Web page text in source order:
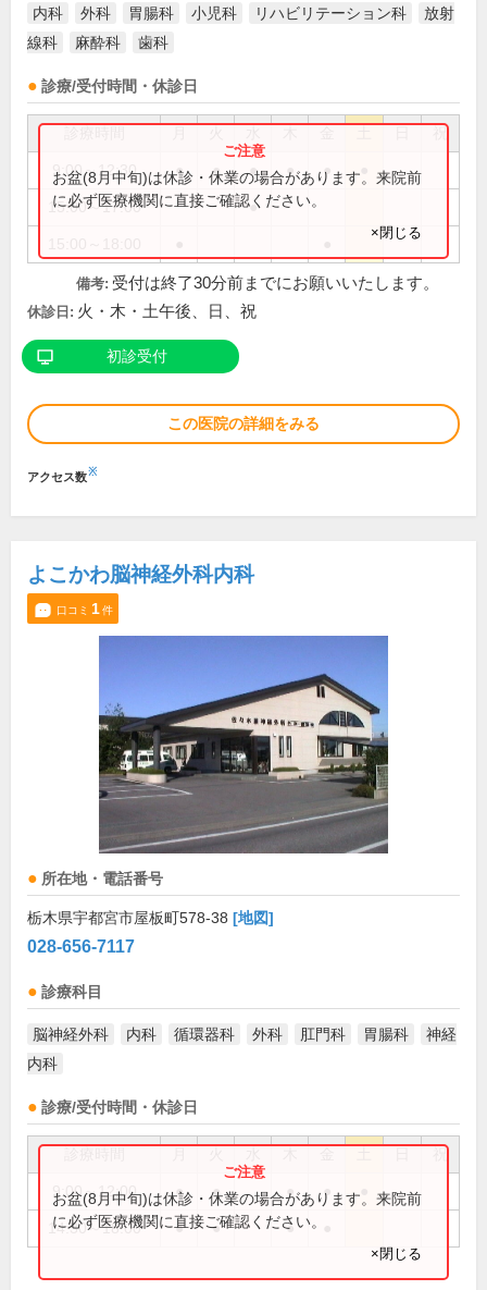
内科 外科 胃腸科 小児科 リハビリテーション科
放射
線科
麻酔科 歯科
診療/受付時間・休診日
祝
9:00～12:30 ● ● ● ● ●
15:00～17:00 ●
お盆(8月中旬)は休診・休業の場合があります。来院前
に必ず医療機関に直接ご確認ください。
×閉じる
備考: 受付は終了30分前までにお願いいたします。
休診日: 火・木・土午後、日、祝
初診受付
この医院の詳細をみる
アクセス数※
よこかわ脳神経外科内科
口コミ 1件
所在地・電話番号
栃木県宇都宮市屋板町578-38 [地図]
028-656-7117
診療科目
脳神経外科 内科 循環器科 外科 肛門科 胃腸科
神経
内科
診療/受付時間・休診日
祝
9:00～12:00 ● ● ● ●
14:30～18:00 ● ● ●
お盆(8月中旬)は休診・休業の場合があります。来院前
に必ず医療機関に直接ご確認ください。
×閉じる